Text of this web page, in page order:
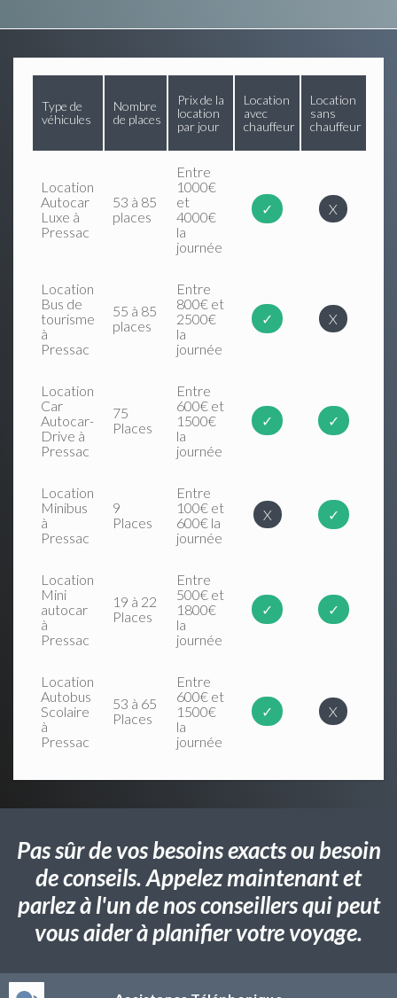
Type de
véhicules
Nombre
de places
Prix de la
location
par jour
Location
avec
chauffeur
Location
sans
chauffeur
Location
Autocar
Luxe à
Pressac
53 à 85
places
Entre
1000€
et
4000€
la
journée
✓ X
Location
Bus de
tourisme
à
Pressac
55 à 85
places
Entre
800€ et
2500€
la
journée
✓ X
Location
Car
Autocar-
Drive à
Pressac
75
Places
Entre
600€ et
1500€
la
journée
✓ ✓
Location
Minibus
à
Pressac
9
Places
Entre
100€ et
600€ la
journée
X ✓
Location
Mini
autocar
à
Pressac
19 à 22
Places
Entre
500€ et
1800€
la
journée
✓ ✓
Location
Autobus
Scolaire
à
Pressac
53 à 65
Places
Entre
600€ et
1500€
la
journée
✓ X
Pas sûr de vos besoins exacts ou besoin
de conseils. Appelez maintenant et
parlez à l'un de nos conseillers qui peut
vous aider à planifier votre voyage.